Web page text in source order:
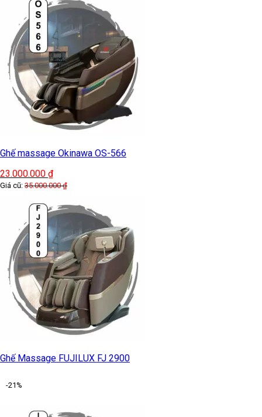
Ghế massage Okinawa OS-566
23.000.000 ₫
Giá cũ: 35.000.000₫
Ghế Massage FUJILUX FJ 2900
-21%